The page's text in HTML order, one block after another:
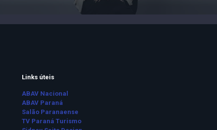
Links úteis
ABAV Nacional
ABAV Paraná
Salão Paranaense
TV Paraná Turismo